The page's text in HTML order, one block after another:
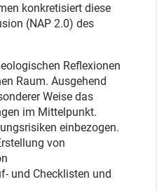
konkretisiert diese
(NAP 2.0) des
Reflexionen
Raum. Ausgehend
Weise das
im Mittelpunkt.
einbezogen.
von
und Checklisten und